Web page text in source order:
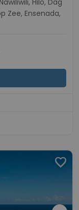
Hilo, Dag
Zee, Ensenada,
favorite